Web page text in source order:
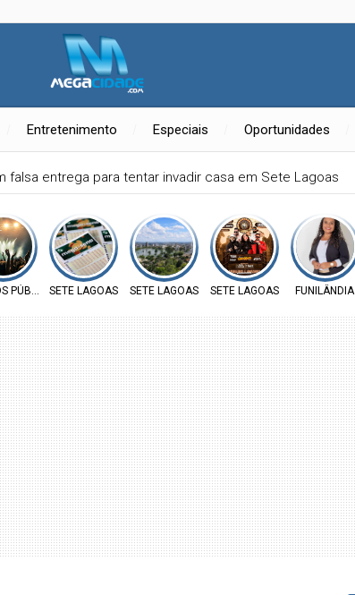
Entretenimento Especiais Oportunidades
falsa entrega para tentar invadir casa em Sete Lagoas
PÚBLICOSSETE LAGOAS SETE LAGOAS SETE LAGOAS FUNILÂNDIA